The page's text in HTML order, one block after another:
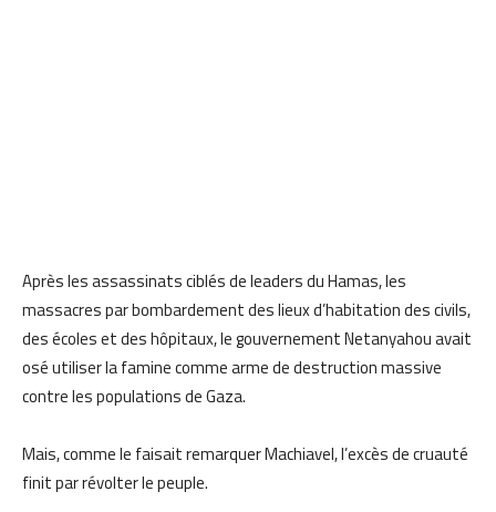
Après les assassinats ciblés de leaders du Hamas, les
massacres par bombardement des lieux d’habitation des civils,
des écoles et des hôpitaux, le gouvernement Netanyahou avait
osé utiliser la famine comme arme de destruction massive
contre les populations de Gaza.
Mais, comme le faisait remarquer Machiavel, l’excès de cruauté
finit par révolter le peuple.